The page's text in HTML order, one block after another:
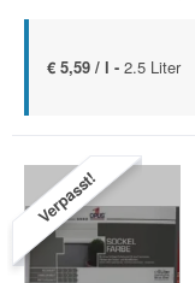
€ 5,59 / l - 2.5 Liter
Verpasst!